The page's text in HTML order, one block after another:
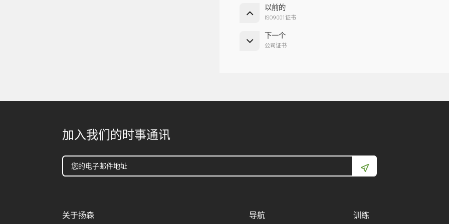
以前的
ISO9001证书
下一个
公司证书
加入我们的时事通讯
关于扬森 导航 训练